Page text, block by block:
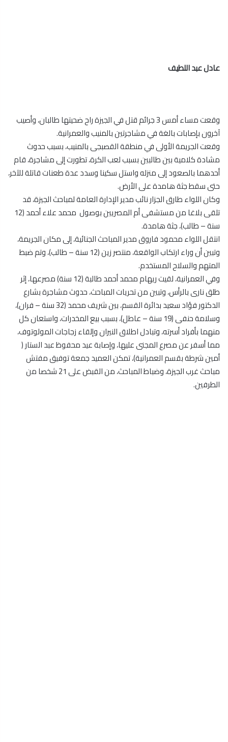
عادل عبد اللطيف
وقعت مساء أمس 3 جرائم قتل في الجيزة راح ضحيتها طالبان، وأصيب
آخرون بإصابات بالغة في مشاجرتين بالمنيب والعمرانية.
وقعت الجريمة الأولى في منطقة القصبجى بالمنيب، بسبب حدوث
مشادة كلامية بين طالبين بسبب لعب الكرة، تطورت إلى مشاجرة، قام
أحدهما بالصعود إلى منزله واستل سكينا وسدد عدة طعنات قاتلة للآخر،
حتى سقط جثة هامدة على الأرض.
وكان اللواء طارق الجزار نائب مدير الإدارة العامة لمباحث الجيزة، قد
تلقى بلاغا من مستشفى أم المصريين بوصول محمد علاء أحمد (12
سنة – طالب)، جثة هامدة.
انتقل اللواء محمود فاروق مدير المباحث الجنائية، إلى مكان الجريمة،
وتبين أن وراء ارتكاب الواقعة، منتصر زين (12 سنة – طالب)، وتم ضبط
المتهم والسلاح المستخدم.
وفي العمرانية، لقيت ريهام محمد أحمد طالبة (12 سنة) مصرعها، إثر
طلق نارى بالرأس، وتبين من تحريات المباحث، حدوث مشاجرة بشارع
الدكتور فؤاد سعيد بدائرة القسم، بين شريف محمد (32 سنة – فران)،
وسلامة حنفى (19 سنة – عاطل)، بسبب بيع المخدرات، واستعان كل
منهما بأفراد أسرته، وتبادل اطلاق النيران وإلقاء زجاجات المولوتوف،
مما أسفر عن مصرع المجنى عليها، وإصابة عيد محفوظ عبد الستار (
أمين شرطة بقسم العمرانية)، تمكن العميد جمعة توفيق مفتش
مباحث غرب الجيزة، وضباط المباحث، من القبض على 21 شخصا من
الطرفين.